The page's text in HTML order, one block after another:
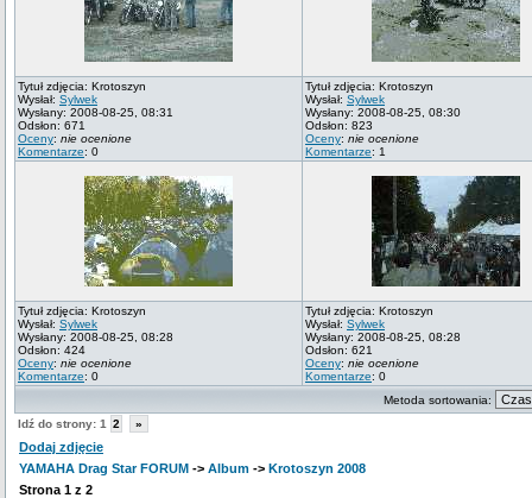
Tytuł zdjęcia: Krotoszyn
Wysłał: Sylwek
Wysłany: 2008-08-25, 08:31
Odsłon: 671
Oceny: nie ocenione
Komentarze: 0
Tytuł zdjęcia: Krotoszyn
Wysłał: Sylwek
Wysłany: 2008-08-25, 08:30
Odsłon: 823
Oceny: nie ocenione
Komentarze: 1
Tytuł zdjęcia: Krotoszyn
Wysłał: Sylwek
Wysłany: 2008-08-25, 08:28
Odsłon: 424
Oceny: nie ocenione
Komentarze: 0
Tytuł zdjęcia: Krotoszyn
Wysłał: Sylwek
Wysłany: 2008-08-25, 08:28
Odsłon: 621
Oceny: nie ocenione
Komentarze: 0
Metoda sortowania:
Idź do strony: 1 2 »
Dodaj zdjęcie
YAMAHA Drag Star FORUM -> Album -> Krotoszyn 2008
Strona 1 z 2